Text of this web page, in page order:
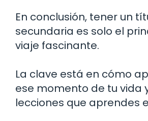
En conclusión, tener un
secundaria es solo el
viaje fascinante.
La clave está en cómo
ese momento de tu vida
lecciones que aprendes